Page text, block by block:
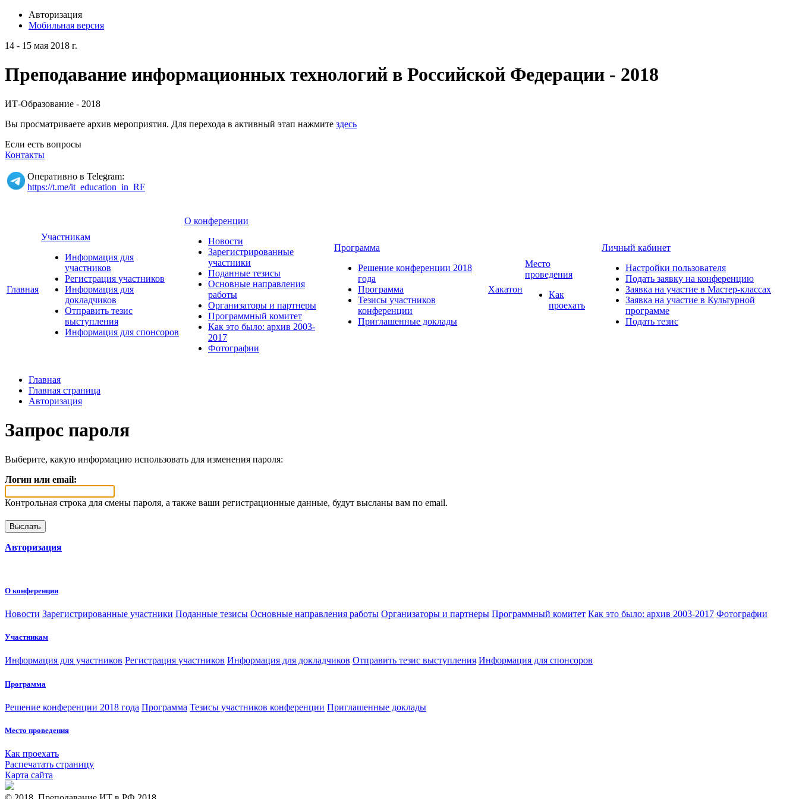
Авторизация
Мобильная версия
14 - 15 мая 2018 г.
Преподавание информационных технологий в Российской Федерации - 2018
ИТ-Образование - 2018
Вы просматриваете архив мероприятия. Для перехода в активный этап нажмите здесь
Если есть вопросы
Контакты
Оперативно в Telegram:
https://t.me/it_education_in_RF
Главная
Участникам
Информация для
участников
Регистрация участников
Информация для
докладчиков
Отправить тезис
выступления
Информация для спонсоров
О конференции
Новости
Зарегистрированные
участники
Поданные тезисы
Основные направления
работы
Организаторы и партнеры
Программный комитет
Как это было: архив 2003-
2017
Фотографии
Программа
Решение конференции 2018
года
Программа
Тезисы участников
конференции
Приглашенные доклады
Хакатон
Место
проведения
Как
проехать
Личный кабинет
Настройки пользователя
Подать заявку на конференцию
Заявка на участие в Мастер-классах
Заявка на участие в Культурной
программе
Подать тезис
Главная
Главная страница
Авторизация
Запрос пароля
Выберите, какую информацию использовать для изменения пароля:
Логин или email:
Контрольная строка для смены пароля, а также ваши регистрационные данные, будут высланы вам по email.
Авторизация
О конференции
Новости Зарегистрированные участники Поданные тезисы Основные направления работы Организаторы и партнеры Программный комитет Как это было: архив 2003-2017 Фотографии
Участникам
Информация для участников Регистрация участников Информация для докладчиков Отправить тезис выступления Информация для спонсоров
Программа
Решение конференции 2018 года Программа Тезисы участников конференции Приглашенные доклады
Место проведения
Как проехать
Распечатать страницу
Карта сайта